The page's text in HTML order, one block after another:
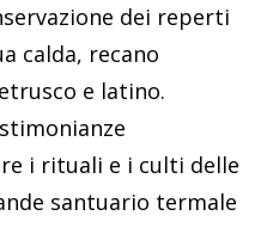
dei reperti
calda, recano
e latino.
i rituali e i culti delle
santuario termale